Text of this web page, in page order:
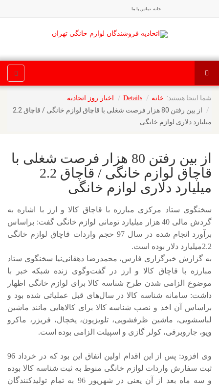
خانه تماس با ما
شما اینجا هستید: خانه Details اخبار روز اتحادیه
از بین رفتن 80 هزار فرصت شغلی با قاچاق لوازم خانگی / قاچاق 2.2
میلیارد دلاری لوازم خانگی
از بین رفتن 80 هزار فرصت شغلی با
قاچاق لوازم خانگی / قاچاق 2.2
میلیارد دلاری لوازم خانگی
سخنگوی ستاد مرکزی مبارزه با قاچاق کالا و ارز با اشاره به
گردش مالی 40 هزار میلیارد تومانی لوازم خانگی گفت: براساس
برآورد انجام شده در سال 97 حجم واردات قاچاق لوازم خانگی
2.2میلیارد دلار بوده است.
به گزارش خبرگزاری فارس، محمدرضا دهقانی‌نیا سخنگوی ستاد
مبارزه با قاچاق کالا و ارز در گفت‌وگوی زنده شبکه خبر با
موضوع الزامی شدن طرح شناسه کالا برای لوازم خانگی اظهار
داشت: سامانه شناسه کالا در سال‌های قبل عملیاتی شده بود و
براساس آن اخذ و نصب شناسه کالا برای کالاهایی مانند ماشین
لباسشویی، ماشین ظرفشویی، تلویزیون، یخچال، فریزر، ماکرو
ویو، جاروبرقی، کولر گازی و اسپیلت الزامی بوده است.
وی افزود: پس از این اقدام اولین اتفاق این بود که در خرداد 96
ثبت سفارش واردات لوازم خانگی منوط به ثبت شناسه کالا بوده
و سه ماه بعد از آن یعنی در شهریور 96 به تمام تولیدکنندگان